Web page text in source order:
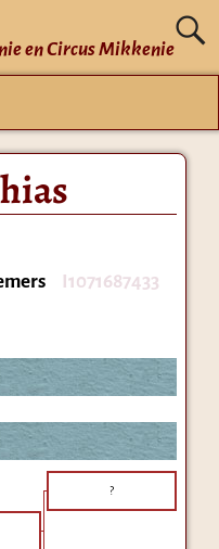
en Circus Mikkenie
I1071687433
?